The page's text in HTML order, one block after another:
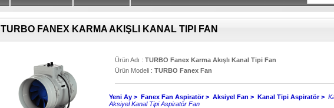
TURBO FANEX KARMA AKIŞLI KANAL TIPI FAN
Ürün Adı : TURBO Fanex Karma Akışlı Kanal Tipi Fan
Ürün Modeli : TURBO Fanex Fan
Yeni Ay > Fanex Fan Aspiratör > Aksiyel Fan > Kanal Tipi Aspiratör >
Aksiyel Kanal Tipi Aspiratör Fan